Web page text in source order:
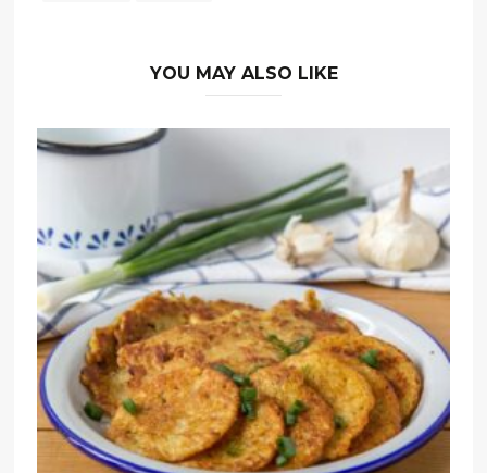
YOU MAY ALSO LIKE